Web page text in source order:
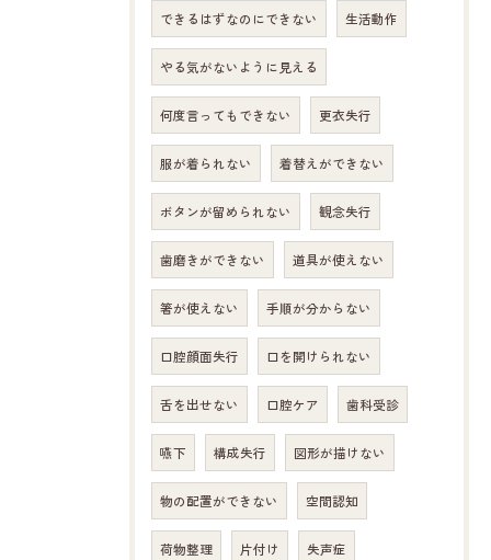
できるはずなのにできない 生活動作
やる気がないように見える
何度言ってもできない 更衣失行
服が着られない 着替えができない
ボタンが留められない 観念失行
歯磨きができない 道具が使えない
箸が使えない 手順が分からない
口腔顔面失行 口を開けられない
舌を出せない 口腔ケア 歯科受診
嚥下 構成失行 図形が描けない
物の配置ができない 空間認知
荷物整理 片付け 失声症